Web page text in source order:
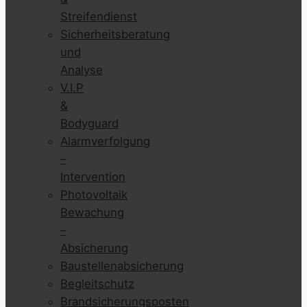
Streifendienst
Sicherheitsberatung
und
Analyse
V.I.P
&
Bodyguard
Alarmverfolgung
–
Intervention
Photovoltaik
Bewachung
–
Absicherung
Baustellenabsicherung
Begleitschutz
Brandsicherungsposten